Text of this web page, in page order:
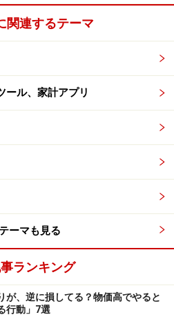
月々平均25.1立方メート
2年分確認してみました。
に比べて季節による差が小さ
の2年間では31～37立方メート
が多い理由はわかりません。
ょう。
関連するテーマ
ール、家計アプリ
ーマも見る
ランキング
が、逆に損してる？物価高でやると
行動」7選